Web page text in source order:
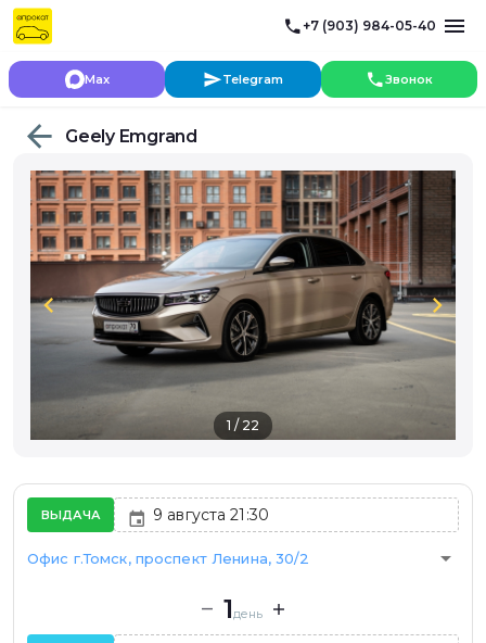
+7 (903) 984-05-40
Max Telegram Звонок
Geely Emgrand
chevron_left chevron_right
1 / 22
ВЫДАЧА
Офис г.Томск, проспект Ленина, 30/2 arrow_drop_down
1день